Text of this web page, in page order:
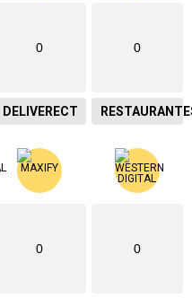
0
DELIVERECT
0
0 0